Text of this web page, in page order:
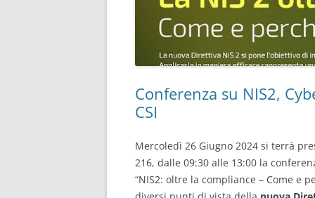
Conferenza su NIS2,
CSI
Mercoledì 26 Giugno 2024 si terrà
216, dalle 09:30 alle 13:00 la
“NIS2: oltre la compliance – Come e